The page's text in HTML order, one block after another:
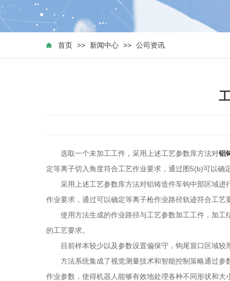
首页 >> 新闻中心 >> 公司资讯
选取一个未加工工件，采用上述工艺参数库方法对铝
定等离子切入角度符合工艺作业要求，通过图5(b)可以确
采用上述工艺参数库方法对铝铸造件车钩中部区域进
作业要求，通过可以确定等离子枪作业路径轨迹符合工艺
使用方法生成的作业路径与工艺参数加工工件，加工
的工艺要求。
目前样本较少以及参数设置偏保守，钩尾冒口区域较
方法系统集成了视觉测量技术和智能控制策略通过参
作业参数，使得机器人能够有效地处理各种不同形状和